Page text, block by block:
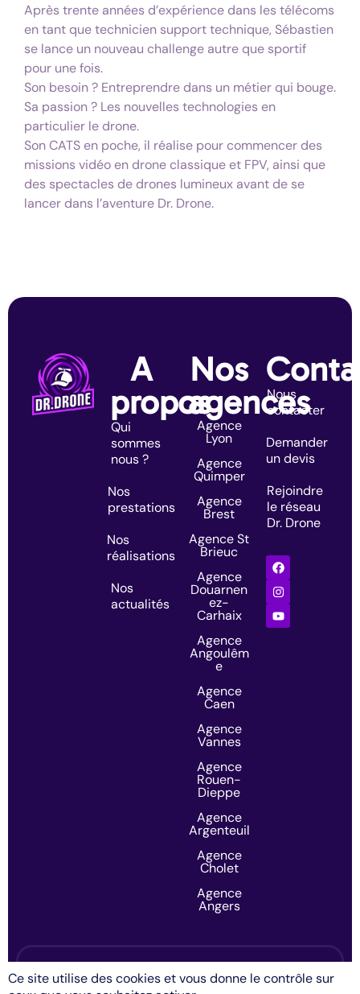
Après trente années d’expérience dans les télécoms
en tant que technicien support technique, Sébastien
se lance un nouveau challenge autre que sportif
pour une fois.
Son besoin ? Entreprendre dans un métier qui bouge.
Sa passion ? Les nouvelles technologies en
particulier le drone.
Son CATS en poche, il réalise pour commencer des
missions vidéo en drone classique et FPV, ainsi que
des spectacles de drones lumineux avant de se
lancer dans l’aventure Dr. Drone.
A
propos
Qui
sommes
nous ?
Nos
prestations
Nos
réalisations
Nos
actualités
Nos
agences
Agence
Lyon
Agence
Quimper
Agence
Brest
Agence St
Brieuc
Agence
Douarnen
ez-
Carhaix
Agence
Angoulêm
e
Agence
Caen
Agence
Vannes
Agence
Rouen-
Dieppe
Agence
Argenteuil
Agence
Cholet
Agence
Angers
Nous
contacter
Demander
un devis
Rejoindre
le réseau
Dr. Drone
e-declic
Mentions légales Politique de confidentialité
Ce site utilise des cookies et vous donne le contrôle sur